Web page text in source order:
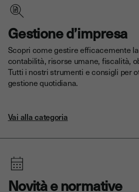
Gestione d’impresa
Scopri come gestire efficacemente
contabilità, risorse umane, fiscalità,
Tutti i nostri strumenti e consigli per
gestione quotidiana.
Vai alla categoria
Novità e normative